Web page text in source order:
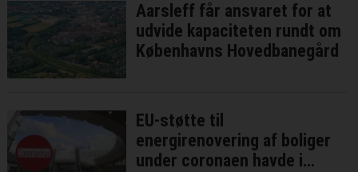
Aarsleff får ansvaret for at
udvide kapaciteten rundt om
Københavns Hovedbanegård
EU-støtte til
energirenovering af boliger
under coronaen havde i